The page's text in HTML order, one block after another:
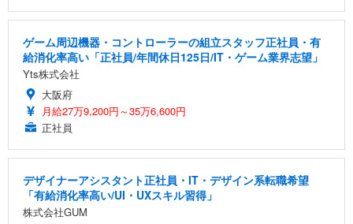
ゲーム周辺機器・コントローラーの組立スタッフ正社員・有
給消化率高い「正社員/年間休日125日/IT・ゲーム業界志望」
Yts株式会社
大阪府
月給27万9,200円～35万6,600円
正社員
デザイナーアシスタント正社員・IT・デザイン系転職希望
「有給消化率高い/UI・UXスキル習得」
株式会社GUM